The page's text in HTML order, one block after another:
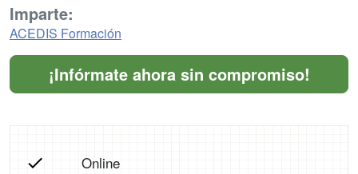
Imparte:
ACEDIS Formación
¡Infórmate ahora sin compromiso!
Online